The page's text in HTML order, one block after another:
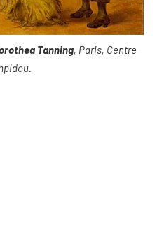
Tanning, Paris, Centre